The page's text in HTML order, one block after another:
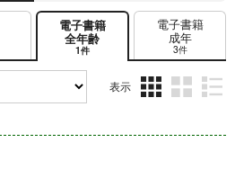
電子書籍
全年齢
1件
電子書籍
成年
3件
表示
ム
ム
ム